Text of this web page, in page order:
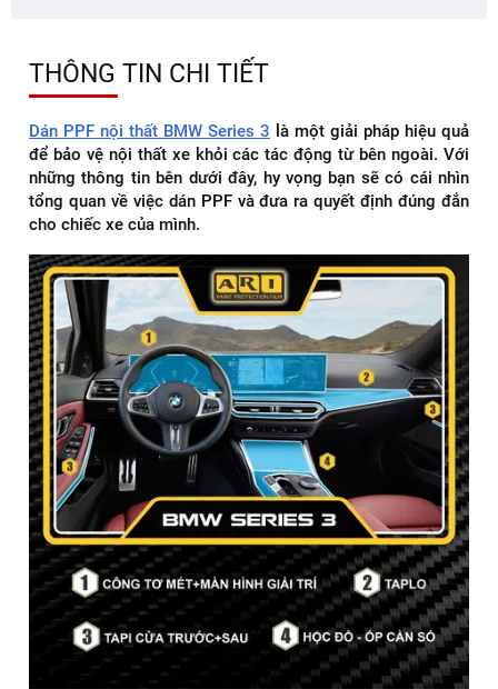
THÔNG TIN CHI TIẾT
Dán PPF nội thất BMW Series 3 là một giải pháp hiệu quả
để bảo vệ nội thất xe khỏi các tác động từ bên ngoài. Với
những thông tin bên dưới đây, hy vọng bạn sẽ có cái nhìn
tổng quan về việc dán PPF và đưa ra quyết định đúng đắn
cho chiếc xe của mình.